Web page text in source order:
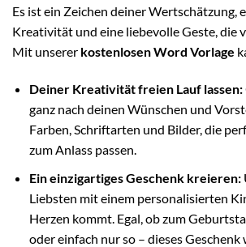
Es ist ein Zeichen deiner Wertschätzung,
Kreativität und eine liebevolle Geste, die
Mit unserer kostenlosen Word Vorlage
Deiner Kreativität freien Lauf lassen:
ganz nach deinen Wünschen und
Farben, Schriftarten und Bilder, die
zum Anlass passen.
Ein einzigartiges Geschenk kreieren:
Liebsten mit einem personalisierten
Herzen kommt. Egal, ob zum
oder einfach nur so – dieses